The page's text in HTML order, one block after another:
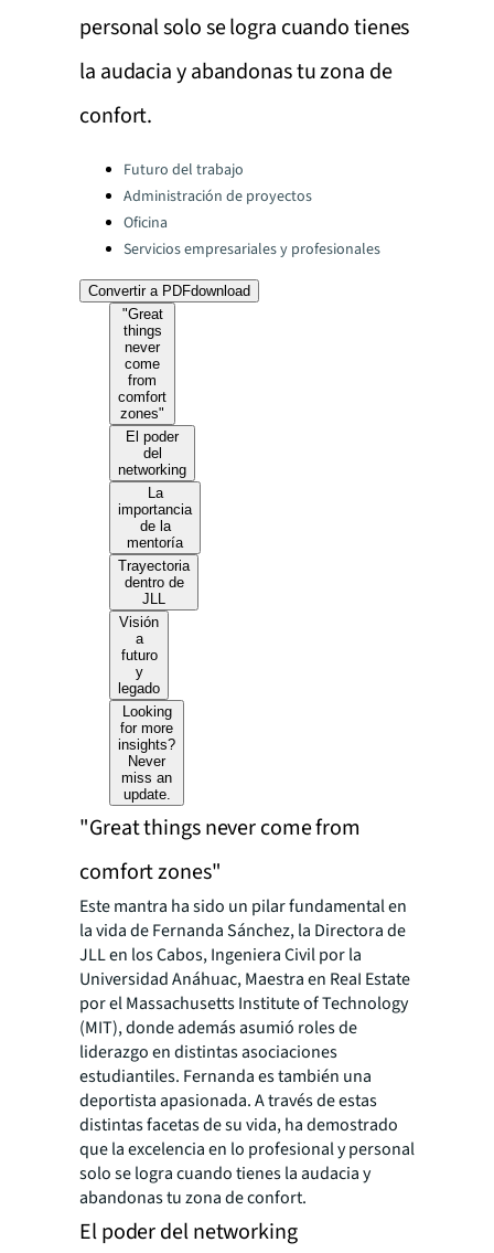
personal solo se logra cuando tienes
la audacia y abandonas tu zona de
confort.
Categories:Futuro del trabajo
Administración de proyectos
Oficina
Servicios empresariales y profesionales
Convertir a PDFdownload
"Great
things
never
come
from
comfort
zones"
El poder
del
networking
La
importancia
de la
mentoría
Trayectoria
dentro de
JLL
Visión
a
futuro
y
legado
Looking
for more
insights?
Never
miss an
update.
"Great things never come from
comfort zones"
Este mantra ha sido un pilar fundamental en
la vida de Fernanda Sánchez, la Directora de
JLL en los Cabos, Ingeniera Civil por la
Universidad Anáhuac, Maestra en ReaI Estate
por el Massachusetts Institute of Technology
(MIT), donde además asumió roles de
liderazgo en distintas asociaciones
estudiantiles. Fernanda es también una
deportista apasionada. A través de estas
distintas facetas de su vida, ha demostrado
que la excelencia en lo profesional y personal
solo se logra cuando tienes la audacia y
abandonas tu zona de confort.
El poder del networking